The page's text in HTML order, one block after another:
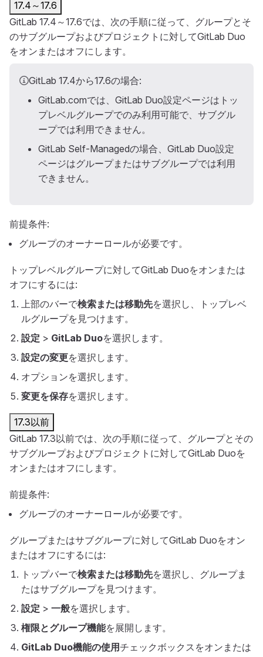
17.4～17.6
GitLab 17.4～17.6では、次の手順に従って、グループとそ
のサブグループおよびプロジェクトに対してGitLab Duo
をオンまたはオフにします。
GitLab 17.4から17.6の場合:
GitLab.comでは、GitLab Duo設定ページはトッ
プレベルグループでのみ利用可能で、サブグル
ープでは利用できません。
GitLab Self-Managedの場合、GitLab Duo設定
ページはグループまたはサブグループでは利用
できません。
前提条件:
グループのオーナーロールが必要です。
トップレベルグループに対してGitLab Duoをオンまたは
オフにするには:
上部のバーで検索または移動先を選択し、トップレベ
ルグループを見つけます。
設定 > GitLab Duoを選択します。
設定の変更を選択します。
オプションを選択します。
変更を保存を選択します。
17.3以前
GitLab 17.3以前では、次の手順に従って、グループとその
サブグループおよびプロジェクトに対してGitLab Duoを
オンまたはオフにします。
前提条件:
グループのオーナーロールが必要です。
グループまたはサブグループに対してGitLab Duoをオン
またはオフにするには:
トップバーで検索または移動先を選択し、グループま
たはサブグループを見つけます。
設定 > 一般を選択します。
権限とグループ機能を展開します。
GitLab Duo機能の使用チェックボックスをオンまたは